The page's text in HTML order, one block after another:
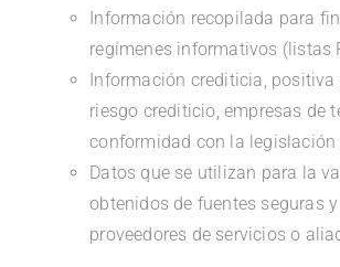
Información recopilada para
regímenes informativos (listas
Información crediticia, positiva
riesgo crediticio, empresas de
conformidad con la legislación
Datos que se utilizan para la
obtenidos de fuentes seguras
proveedores de servicios o